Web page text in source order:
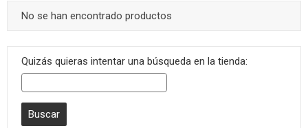
No se han encontrado productos
Quizás quieras intentar una búsqueda en la tienda: